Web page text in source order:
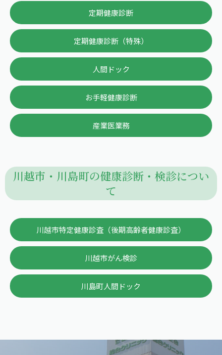
定期健康診断
定期健康診断（特殊）
人間ドック
お手軽健康診断
産業医業務
川越市・川島町の健康診断・検診につい
て
川越市特定健康診査（後期高齢者健康診査）
川越市がん検診
川島町人間ドック